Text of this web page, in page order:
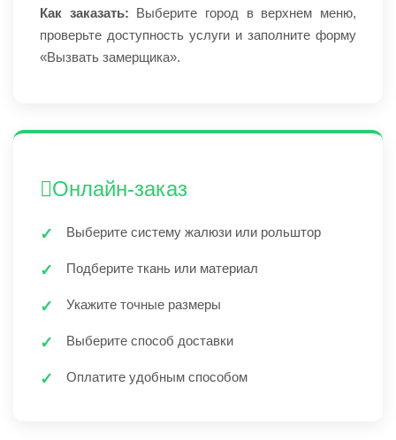
Как заказать: Выберите город в верхнем меню,
проверьте доступность услуги и заполните форму
«Вызвать замерщика».
Онлайн-заказ
Выберите систему жалюзи или рольштор
Подберите ткань или материал
Укажите точные размеры
Выберите способ доставки
Оплатите удобным способом